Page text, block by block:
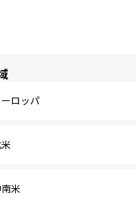
ロッパ
米